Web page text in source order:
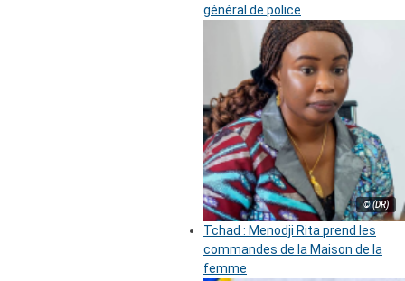
général de police
© (DR)
Tchad : Menodji Rita prend les
commandes de la Maison de la
femme